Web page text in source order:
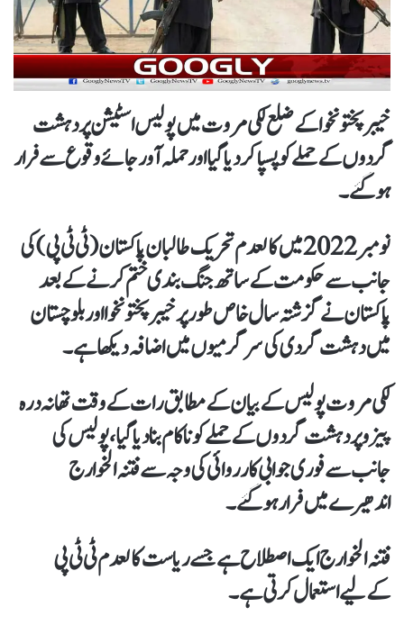
خیبرپختونخوا کےضلع لکی مروت میں پولیس اسٹیشن پر دہشت
گردوں کے حملے کو پسپا کر دیا گیا اور حملہ آور جائے وقوع سےفرار
ہوگئے۔
نومبر 2022 میں کالعدم تحریک طالبان پاکستان (ٹی ٹی پی) کی
جانب سے حکومت کےساتھ جنگ ​​بندی ختم کرنےکےبعد
پاکستان نےگزشتہ سال خاص طور پر خیبر پختونخوا اور بلوچستان
میں دہشت گردی کی سرگرمیوں میں اضافہ دیکھا ہے۔
لکی مروت پولیس کے بیان کے مطابق رات کےوقت تھانہ درہ
پیزو پردہشت گردوں کےحملےکوناکام بنا دیا گیا، پولیس کی
جانب سے فوری جوابی کارروائی کی وجہ سےفتنہ الخوارج
اندھیرے میں فرار ہو گئے۔
فتنہ الخوارج ایک اصطلاح ہےجسےریاست کالعدم ٹی ٹی پی
کےلیےاستعمال کرتی ہے۔